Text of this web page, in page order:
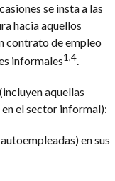
se insta a las
hacia aquellos
contrato de empleo
informales1,4.
aquellas
el sector informal):
en sus